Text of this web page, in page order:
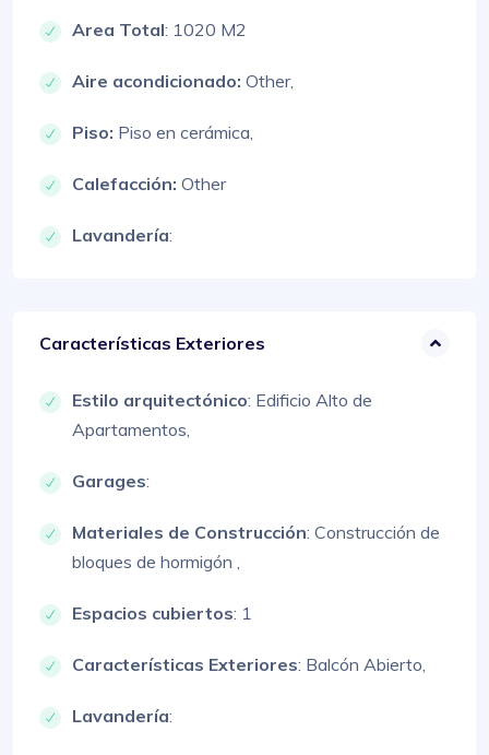
Area Total: 1020 M2
Aire acondicionado: Other,
Piso: Piso en cerámica,
Calefacción: Other
Lavandería:
Características Exteriores
Estilo arquitectónico: Edificio Alto de
Apartamentos,
Garages:
Materiales de Construcción: Construcción de
bloques de hormigón ,
Espacios cubiertos: 1
Características Exteriores: Balcón Abierto,
Lavandería: